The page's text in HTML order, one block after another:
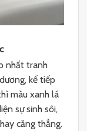
nhất tranh
kế tiếp
màu xanh lá
sự sinh sôi,
căng thẳng.